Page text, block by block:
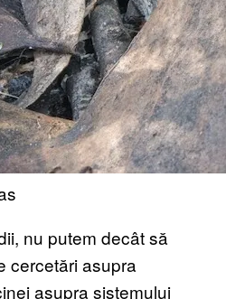
nu putem decât să
cercetări asupra
asupra sistemului